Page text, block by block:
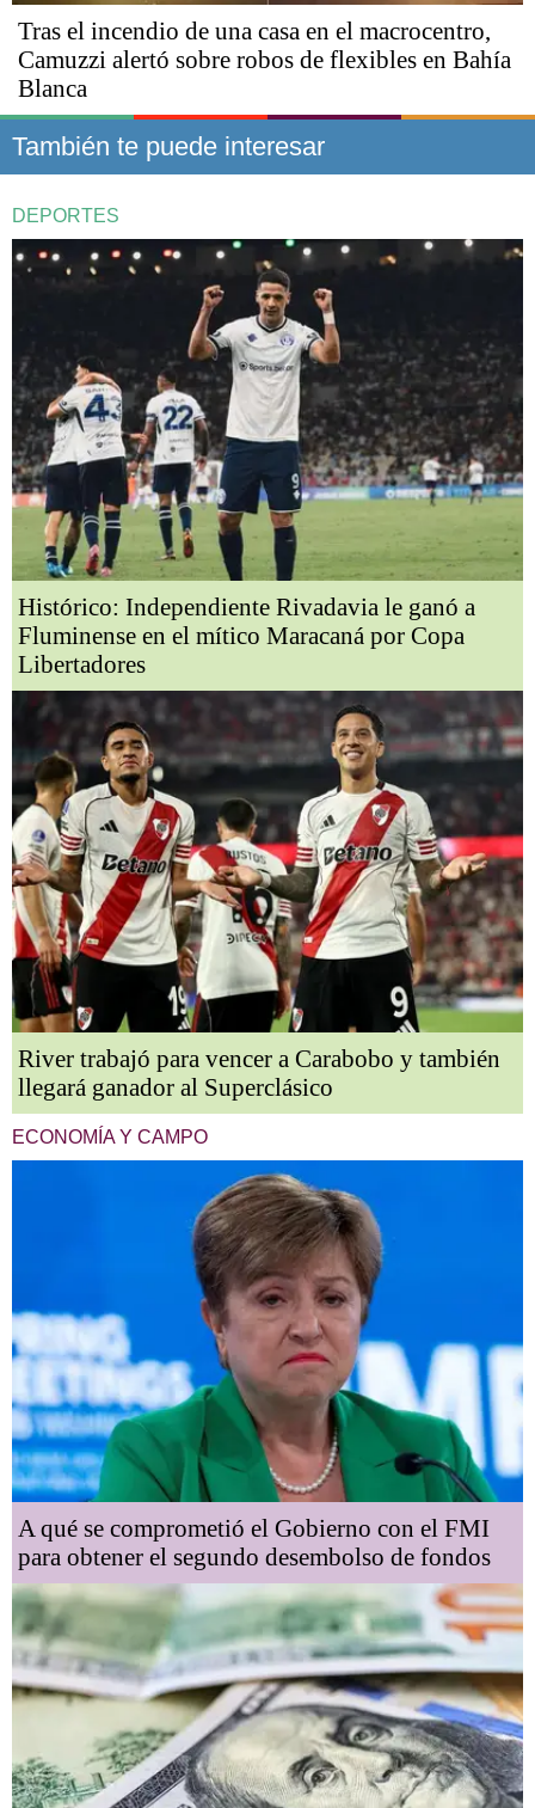
Tras el incendio de una casa en el macrocentro,
Camuzzi alertó sobre robos de flexibles en Bahía
Blanca
También te puede interesar
DEPORTES
Histórico: Independiente Rivadavia le ganó a
Fluminense en el mítico Maracaná por Copa
Libertadores
River trabajó para vencer a Carabobo y también
llegará ganador al Superclásico
ECONOMÍA Y CAMPO
A qué se comprometió el Gobierno con el FMI
para obtener el segundo desembolso de fondos